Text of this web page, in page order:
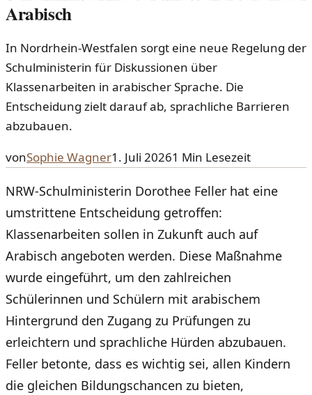
Arabisch
In Nordrhein-Westfalen sorgt eine neue Regelung der
Schulministerin für Diskussionen über
Klassenarbeiten in arabischer Sprache. Die
Entscheidung zielt darauf ab, sprachliche Barrieren
abzubauen.
vonSophie Wagner1. Juli 20261 Min Lesezeit
NRW-Schulministerin Dorothee Feller hat eine
umstrittene Entscheidung getroffen:
Klassenarbeiten sollen in Zukunft auch auf
Arabisch angeboten werden. Diese Maßnahme
wurde eingeführt, um den zahlreichen
Schülerinnen und Schülern mit arabischem
Hintergrund den Zugang zu Prüfungen zu
erleichtern und sprachliche Hürden abzubauen.
Feller betonte, dass es wichtig sei, allen Kindern
die gleichen Bildungschancen zu bieten,